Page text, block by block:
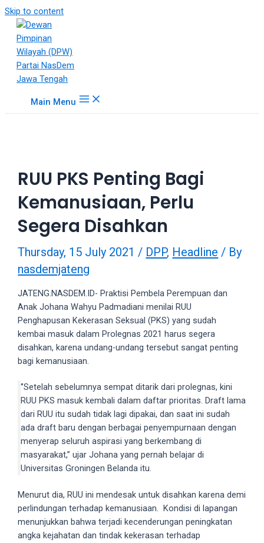
18Tube.tv
free
hosting
service
your
verified
user
porn
videos
website
several
different
formats.
Every
porn
video
upload
Skip to content
Main Menu
RUU PKS Penting Bagi
Kemanusiaan, Perlu
Segera Disahkan
Thursday, 15 July 2021/ DPP, Headline / By
nasdemjateng
JATENG.NASDEM.ID- Praktisi Pembela Perempuan dan
Anak Johana Wahyu Padmadiani menilai RUU
Penghapusan Kekerasan Seksual (PKS) yang sudah
kembai masuk dalam Prolegnas 2021 harus segera
disahkan, karena undang-undang tersebut sangat penting
bagi kemanusiaan.
‘’Setelah sebelumnya sempat ditarik dari prolegnas, kini
RUU PKS masuk kembali dalam daftar prioritas. Draft lama
dari RUU itu sudah tidak lagi dipakai, dan saat ini sudah
ada draft baru dengan berbagai penyempurnaan dengan
menyerap seluruh aspirasi yang berkembang di
masyarakat,’’ ujar Johana yang pernah belajar di
Universitas Groningen Belanda itu.
Menurut dia, RUU ini mendesak untuk disahkan karena demi
perlindungan terhadap kemanusiaan. Kondisi di lapangan
menunjukkan bahwa terjadi kecenderungan peningkatan
angka kejahatan dan tindak kekerasan terhadap